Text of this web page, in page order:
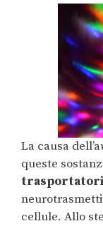
La causa
queste
trasportatori
cellule. Allo